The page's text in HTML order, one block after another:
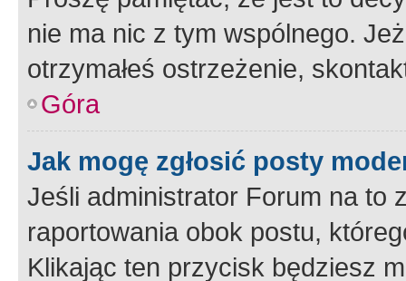
nie ma nic z tym wspólnego.
otrzymałeś ostrzeżenie,
Góra
Jak mogę zgłosić posty
Jeśli administrator Forum na to
raportowania obok postu,
Klikając ten przycisk będziesz